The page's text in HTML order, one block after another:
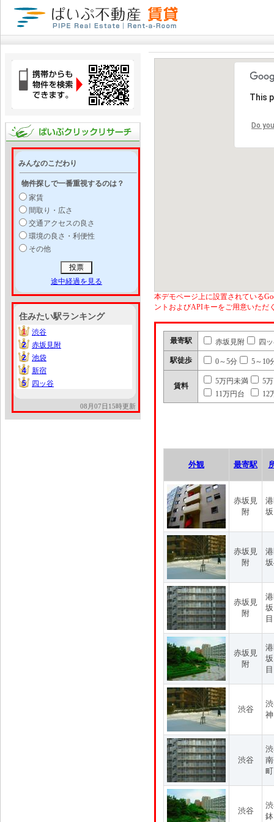
みんなのこだわり
物件探しで一番重視するのは？
家賃
間取り・広さ
交通アクセスの良さ
環境の良さ・利便性
その他
途中経過を見る
住みたい駅ランキング
1
1
渋谷
2
2
赤坂見附
2
2
池袋
4
4
新宿
5
5 四ッ谷
08月07日15時更新
This
Do
本デモページ上に設置されている
ントおよびAPIキーをご用意いただ
最寄駅 赤坂見附 四
駅徒歩 0～5分 5～10
賃料
5万円未満
5
11万円台
12
外観 最寄駅
赤坂見
附
赤坂見
附
赤坂見
附
目
赤坂見
附
目
渋谷
渋谷
渋谷